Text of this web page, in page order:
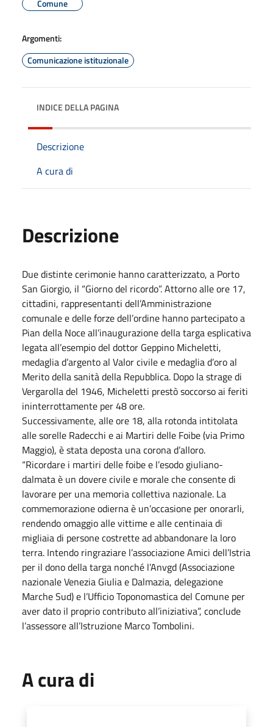
Comune
Argomenti:
Comunicazione istituzionale
INDICE DELLA PAGINA
Descrizione
A cura di
Descrizione
Due distinte cerimonie hanno caratterizzato, a Porto
San Giorgio, il “Giorno del ricordo”. Attorno alle ore 17,
cittadini, rappresentanti dell’Amministrazione
comunale e delle forze dell’ordine hanno partecipato a
Pian della Noce all’inaugurazione della targa esplicativa
legata all’esempio del dottor Geppino Micheletti,
medaglia d’argento al Valor civile e medaglia d’oro al
Merito della sanità della Repubblica. Dopo la strage di
Vergarolla del 1946, Micheletti prestò soccorso ai feriti
ininterrottamente per 48 ore.
Successivamente, alle ore 18, alla rotonda intitolata
alle sorelle Radecchi e ai Martiri delle Foibe (via Primo
Maggio), è stata deposta una corona d’alloro.
“Ricordare i martiri delle foibe e l’esodo giuliano-
dalmata è un dovere civile e morale che consente di
lavorare per una memoria collettiva nazionale. La
commemorazione odierna è un’occasione per onorarli,
rendendo omaggio alle vittime e alle centinaia di
migliaia di persone costrette ad abbandonare la loro
terra. Intendo ringraziare l’associazione Amici dell’Istria
per il dono della targa nonché l’Anvgd (Associazione
nazionale Venezia Giulia e Dalmazia, delegazione
Marche Sud) e l’Ufficio Toponomastica del Comune per
aver dato il proprio contributo all’iniziativa”, conclude
l’assessore all’Istruzione Marco Tombolini.
A cura di